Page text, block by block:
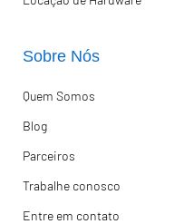
Sobre Nós
Quem Somos
Blog
Parceiros
Trabalhe conosco
Entre em contato